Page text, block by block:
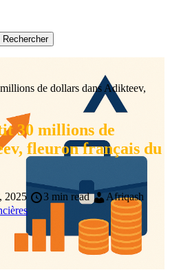
Rechercher
de dollars dans Adikteev,
30 millions de
fleuron français du
2025 3 min read
Afriqash